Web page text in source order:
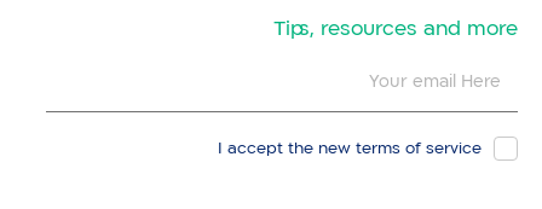
​Tips, resources and more
I accept the new terms of service